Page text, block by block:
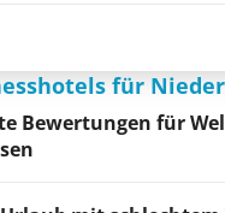
für
Bewertungen für